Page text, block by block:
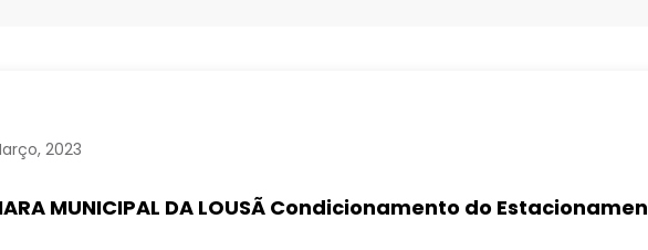
2023
MUNICIPAL DA LOUSÃ Condicionamento do